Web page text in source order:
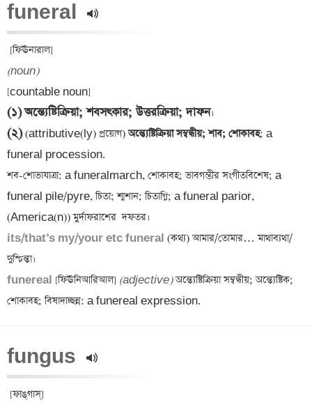
funeral
(noun)
(১)অন্ত্যেষ্টিক্রিয়া; শবসৎকার; উত্তরক্রিয়া; দাফন
(২) (attributive(ly) প্রয়োগ) অন্ত্যেষ্টিক্রিয়া সম্বন্ধীয়; শাব; শোকাবহ: a
funeral procession.
শব-শোভাযাত্রা: a funeralmarch, শোকাবহ; ভাবগম্ভীর সংগীতবিশেষ; a
funeral pile/pyre, চিতা; শ্মশান; চিতাগ্নি; a funeral parior,
its/that’s my/your etc funeral (কথ্য) আমার/তোমার… মাথাব্যথা/
funereal [ফিঊনিআরিআল] (adjective) অন্ত্যেষ্টিক্রিয়া সম্বন্ধীয়; অন্ত্যেষ্টিক;
শোকাবহ; বিষাদাচ্ছন্ন: a funereal expression.
fungus